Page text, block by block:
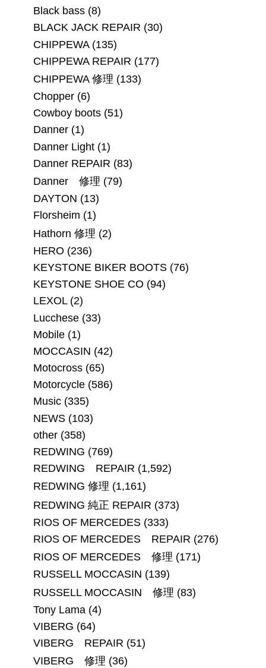
Black bass(8)
BLACK JACK REPAIR (30)
CHIPPEWA(135)
CHIPPEWA REPAIR (177)
CHIPPEWA 修理 (133)
Chopper(6)
Cowboy boots(51)
Danner(1)
Danner Light(1)
Danner REPAIR (83)
Danner 修理 (79)
DAYTON (13)
Florsheim (1)
Hathorn 修理 (2)
HERO (236)
KEYSTONE BIKER BOOTS(76)
KEYSTONE SHOE CO (94)
LEXOL(2)
Lucchese(33)
Mobile(1)
MOCCASIN (42)
Motocross(65)
Motorcycle(586)
Music(335)
NEWS(103)
other(358)
REDWING (769)
REDWING REPAIR (1,592)
REDWING 修理 (1,161)
REDWING 純正 REPAIR (373)
RIOS OF MERCEDES(333)
RIOS OF MERCEDES REPAIR (276)
RIOS OF MERCEDES 修理 (171)
RUSSELL MOCCASIN (139)
RUSSELL MOCCASIN 修理 (83)
Tony Lama(4)
VIBERG (64)
VIBERG REPAIR (51)
VIBERG 修理 (36)